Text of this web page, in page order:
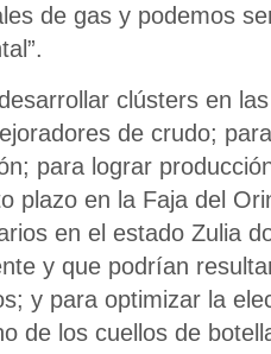
de gas y podemos
clústers en
de crudo;
para lograr
plazo en la Faja del
en el estado Zulia
y que podrían
y para optimizar la
de los cuellos de